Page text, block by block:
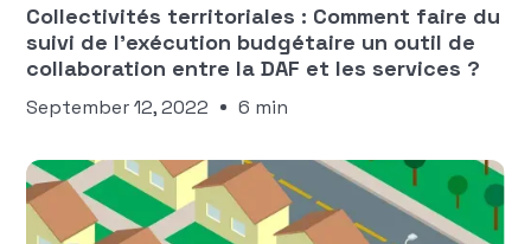
Collectivités territoriales : Comment faire du
suivi de l’exécution budgétaire un outil de
collaboration entre la DAF et les services ?
September 12, 2022 6 min